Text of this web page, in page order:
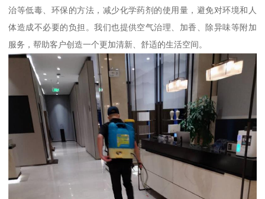
治等低毒、环保的方法，减少化学药剂的使用量，避免对环境和人
体造成不必要的负担。我们也提供空气治理、加香、除异味等附加
服务，帮助客户创造一个更加清新、舒适的生活空间。